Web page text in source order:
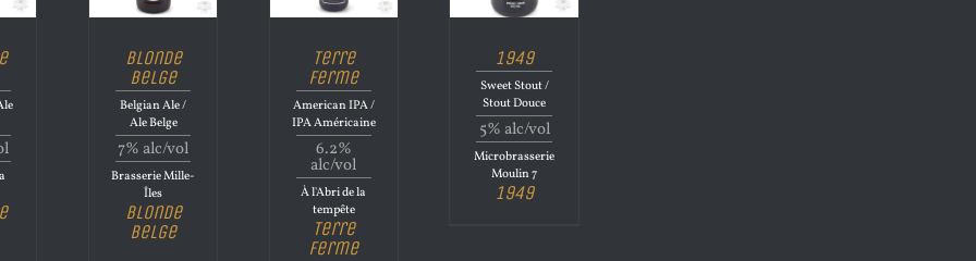
Blonde
Belge
Belgian Ale /
Ale Belge
7% alc/vol
Brasserie Mille-
Îles
Blonde
Belge
Terre
Ferme
American IPA /
IPA Américaine
6.2%
alc/vol
À l'Abri de la
tempête
Terre
Ferme
1949
Sweet Stout /
Stout Douce
5% alc/vol
Microbrasserie
Moulin 7
1949